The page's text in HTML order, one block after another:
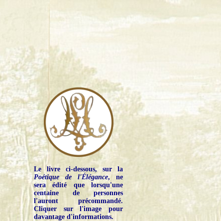
Le livre ci-dessous, sur la
Poétique de l'Élégance, ne
sera édité que lorsqu'une
centaine de personnes
l'auront précommandé.
Cliquer sur l'image pour
davantage d'informations.